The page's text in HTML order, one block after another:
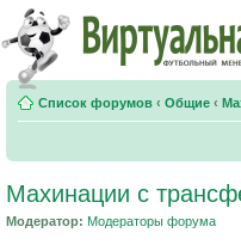
Список форумов ‹ Общие ‹
Махинации с
Модератор: Модераторы форума